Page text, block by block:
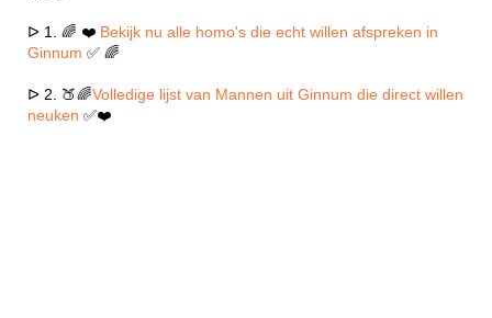
ᐅ 1. 🌈 ❤️ Bekijk nu alle homo's die echt willen afspreken in
Ginnum ✅ 🌈
ᐅ 2. 🍑🌈Volledige lijst van Mannen uit Ginnum die direct willen
neuken ✅❤️